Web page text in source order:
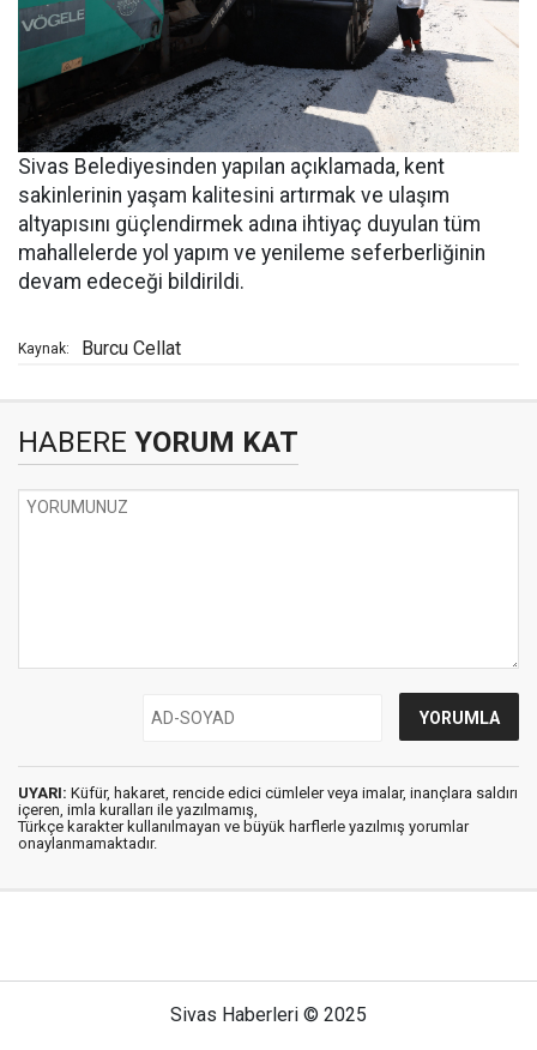
Sivas Belediyesinden yapılan açıklamada, kent
sakinlerinin yaşam kalitesini artırmak ve ulaşım
altyapısını güçlendirmek adına ihtiyaç duyulan tüm
mahallelerde yol yapım ve yenileme seferberliğinin
devam edeceği bildirildi.
Kaynak: Burcu Cellat
HABERE YORUM KAT
UYARI: Küfür, hakaret, rencide edici cümleler veya imalar, inançlara saldırı
içeren, imla kuralları ile yazılmamış,
Türkçe karakter kullanılmayan ve büyük harflerle yazılmış yorumlar
onaylanmamaktadır.
Sivas Haberleri © 2025